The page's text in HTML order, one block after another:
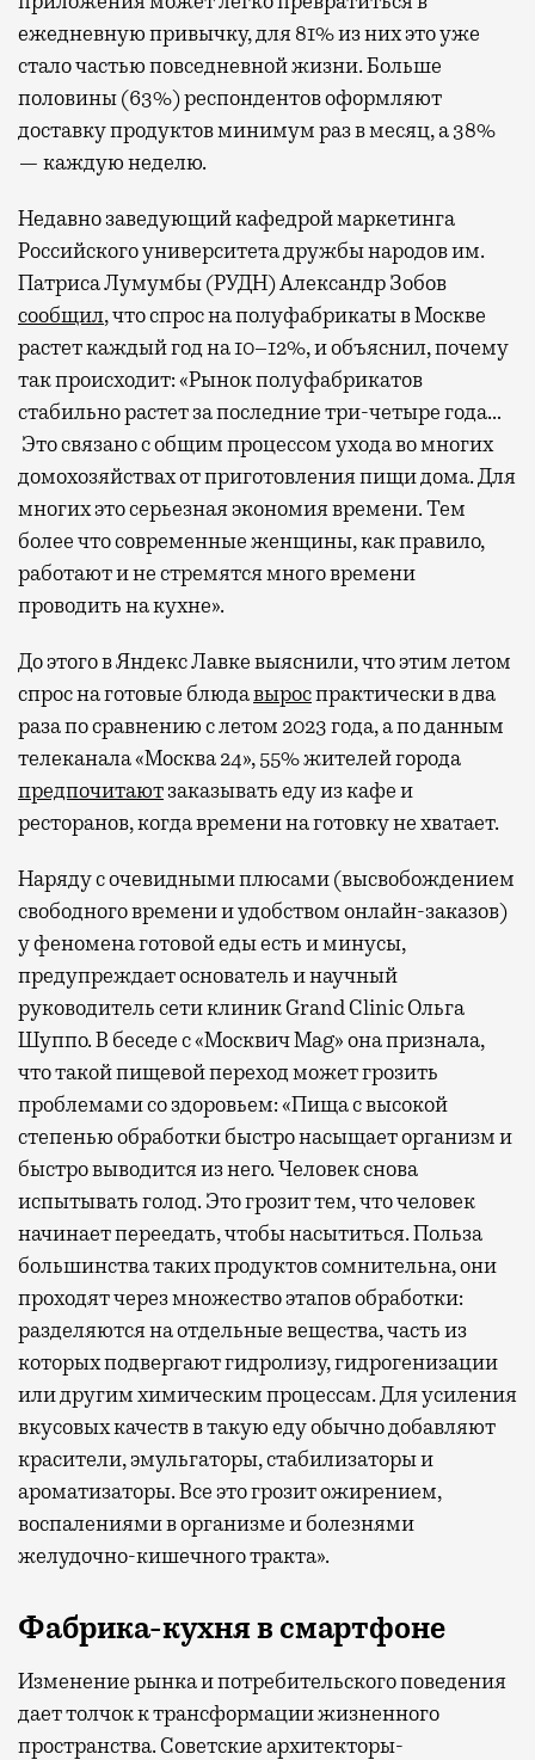
ежедневную привычку, для 81% из них это уже
стало частью повседневной жизни. Больше
половины (63%) респондентов оформляют
доставку продуктов минимум раз в месяц, а 38%
— каждую неделю.
Недавно заведующий кафедрой маркетинга
Российского университета дружбы народов им.
Патриса Лумумбы (РУДН) Александр Зобов
сообщил, что спрос на полуфабрикаты в Москве
растет каждый год на 10–12%, и объяснил, почему
так происходит: «Рынок полуфабрикатов
стабильно растет за последние три-четыре года…
Это связано с общим процессом ухода во многих
домохозяйствах от приготовления пищи дома. Для
многих это серьезная экономия времени. Тем
более что современные женщины, как правило,
работают и не стремятся много времени
проводить на кухне».
До этого в Яндекс Лавке выяснили, что этим летом
спрос на готовые блюдавыроспрактически в два
раза по сравнению с летом 2023 года, а по данным
телеканала «Москва 24», 55% жителей города
предпочитаютзаказывать еду из кафе и
ресторанов, когда времени на готовку не хватает.
Наряду с очевидными плюсами (высвобождением
свободного времени и удобством онлайн-заказов)
у феномена готовой еды есть и минусы,
предупреждает основатель и научный
руководитель сети клиник Grand Clinic Ольга
Шуппо. В беседе с «Москвич Mag» она признала,
что такой пищевой переход может грозить
проблемами со здоровьем: «Пища с высокой
степенью обработки быстро насыщает организм и
быстро выводится из него. Человек снова
испытывать голод. Это грозит тем, что человек
начинает переедать, чтобы насытиться. Польза
большинства таких продуктов сомнительна, они
проходят через множество этапов обработки:
разделяются на отдельные вещества, часть из
которых подвергают гидролизу, гидрогенизации
или другим химическим процессам. Для усиления
вкусовых качеств в такую еду обычно добавляют
красители, эмульгаторы, стабилизаторы и
ароматизаторы. Все это грозит ожирением,
воспалениями в организме и болезнями
желудочно-кишечного тракта».
Фабрика-кухня в смартфоне
Изменение рынка и потребительского поведения
дает толчок к трансформации жизненного
пространства. Советские архитекторы-